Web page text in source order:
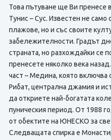
Това пътуване ще Ви пренесе
Тунис – Сус. Известен не само
плажове, но и със своите
забележителности. Градът
страната, но разхождайки се
пренесете няколко века
част – Медина, която включва
Рибат, централна джамия и
да откриете най-богатата
пуническия период. От 1988
от обектите на ЮНЕСКО за
Следващата спирка е